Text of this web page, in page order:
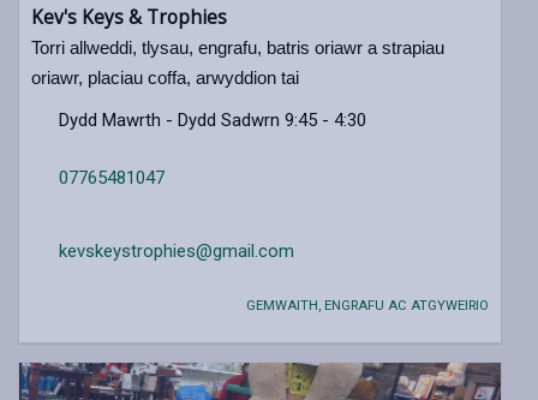
Kev's Keys & Trophies
Torri allweddi, tlysau, engrafu, batris oriawr a strapiau
oriawr, placiau coffa, arwyddion tai
Dydd Mawrth - Dydd Sadwrn 9:45 - 4:30
07765481047
kevskeystrophies@gmail.com
GEMWAITH, ENGRAFU AC ATGYWEIRIO